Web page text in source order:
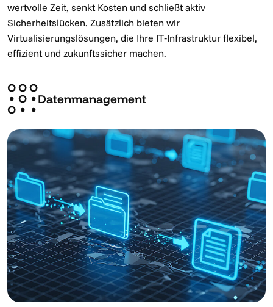
wertvolle Zeit, senkt Kosten und schließt aktiv
Sicherheitslücken. Zusätzlich bieten wir
Virtualisierungslösungen, die Ihre IT‑Infrastruktur flexibel,
effizient und zukunftssicher machen.
Datenmanagement